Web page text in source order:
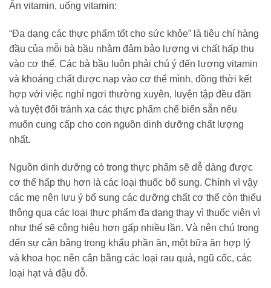
Ăn vitamin, uống vitamin:
“Đa dạng các thực phẩm tốt cho sức khỏe” là tiêu chí hàng
đầu của mỗi bà bầu nhằm đảm bảo lượng vi chất hấp thu
vào cơ thể. Các bà bầu luôn phải chú ý đến lượng vitamin
và khoáng chất được nạp vào cơ thể mình, đồng thời kết
hợp với việc nghỉ ngơi thường xuyên, luyện tập đều đặn
và tuyệt đối tránh xa các thực phẩm chế biến sẵn nếu
muốn cung cấp cho con nguồn dinh dưỡng chất lượng
nhất.
Nguồn dinh dưỡng có trong thực phẩm sẽ dễ dàng được
cơ thể hấp thụ hơn là các loại thuốc bổ sung. Chính vì vậy
các mẹ nên lưu ý bổ sung các dưỡng chất cơ thể còn thiếu
thông qua các loại thực phẩm đa dạng thay vì thuốc viên vì
như thế sẽ công hiệu hơn gấp nhiều lần. Và nên chú trọng
đến sự cân bằng trong khẩu phần ăn, một bữa ăn hợp lý
và khoa học nên cân bằng các loại rau quả, ngũ cốc, các
loại hạt và đậu đỗ.